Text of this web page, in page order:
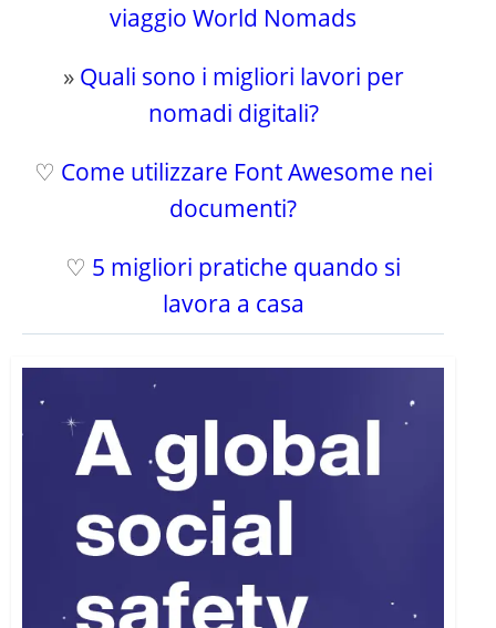
viaggio World Nomads
» Quali sono i migliori lavori per
nomadi digitali?
♡ Come utilizzare Font Awesome nei
documenti?
♡ 5 migliori pratiche quando si
lavora a casa